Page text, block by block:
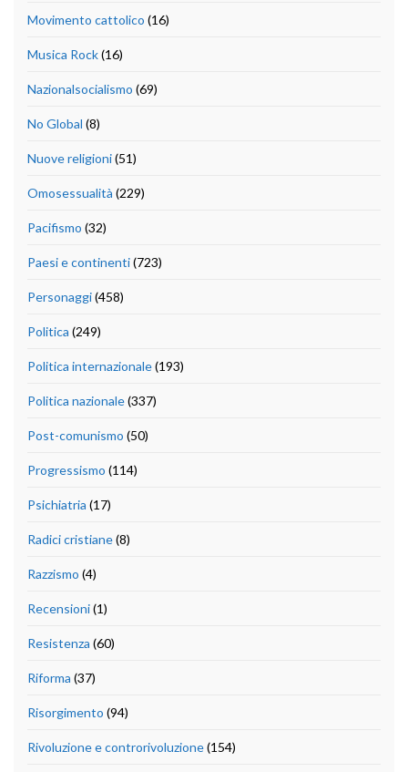
Movimento cattolico (16)
Musica Rock(16)
Nazionalsocialismo (69)
No Global (8)
Nuove religioni(51)
Omosessualità (229)
Pacifismo (32)
Paesi e continenti(723)
Personaggi(458)
Politica (249)
Politica internazionale(193)
Politica nazionale(337)
Post-comunismo (50)
Progressismo (114)
Psichiatria (17)
Radici cristiane(8)
Razzismo (4)
Recensioni(1)
Resistenza (60)
Riforma (37)
Risorgimento (94)
Rivoluzione e controrivoluzione(154)